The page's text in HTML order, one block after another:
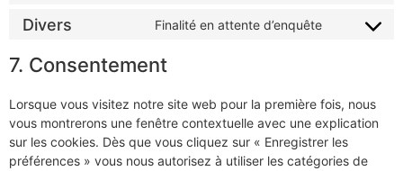
Divers Finalité en attente d’enquête
7. Consentement
Lorsque vous visitez notre site web pour la première fois, nous
vous montrerons une fenêtre contextuelle avec une explication
sur les cookies. Dès que vous cliquez sur « Enregistrer les
préférences » vous nous autorisez à utiliser les catégories de